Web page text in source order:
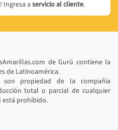
Ingresa a servicio al cliente.
de Gurú contiene la
de Latinoamérica.
son propiedad de la compañía
total o parcial de cualquier
está prohibido.